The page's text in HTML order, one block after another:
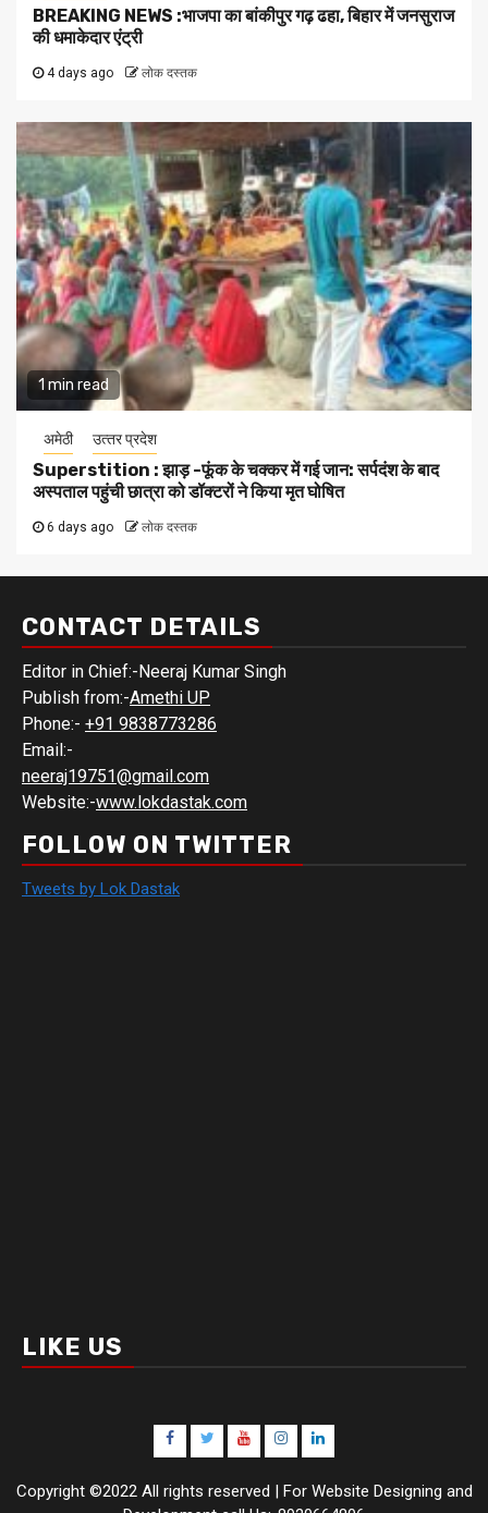
BREAKING NEWS :भाजपा का बांकीपुर गढ़ ढहा, बिहार में जनसुराज
की धमाकेदार एंट्री
4 days ago लोक दस्तक
1 min read
अमेठी उत्‍तर प्रदेश
Superstition : झाड़ -फूंक के चक्कर में गई जान: सर्पदंश के बाद
अस्पताल पहुंची छात्रा को डॉक्टरों ने किया मृत घोषित
6 days ago लोक दस्तक
CONTACT DETAILS
Editor in Chief:-Neeraj Kumar Singh
Publish from:-Amethi UP
Phone:- +91 9838773286
Email:-
neeraj19751@gmail.com
Website:-www.lokdastak.com
FOLLOW ON TWITTER
Tweets by Lok Dastak
LIKE US
Facebook
TwitterYoutubeInstagramLinkedIn
Copyright ©2022 All rights reserved | For Website Designing and